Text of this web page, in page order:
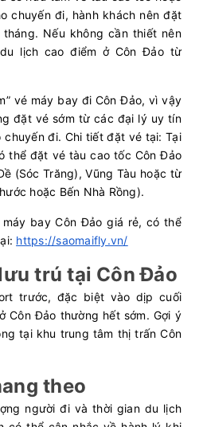
chuyến đi, hành khách nên đặt
Nếu không cần thiết nên
lịch cao điểm ở Côn Đảo từ
vé máy bay đi Côn Đảo, vì vậy
đặt vé sớm từ các đại lý uy tín
đi. Chi tiết đặt vé tại: Tại
thể đặt vé tàu cao tốc Côn Đảo
(Sóc Trăng), Vũng Tàu hoặc từ
hoặc Bến Nhà Rồng).
bay Côn Đảo giá rẻ, có thể
https://saomaifly.vn/
trú tại Côn Đảo
trước, đặc biệt vào dịp cuối
Côn Đảo thường hết sớm. Gợi ý
tại khu trung tâm thị trấn Côn
theo
người đi và thời gian du lịch